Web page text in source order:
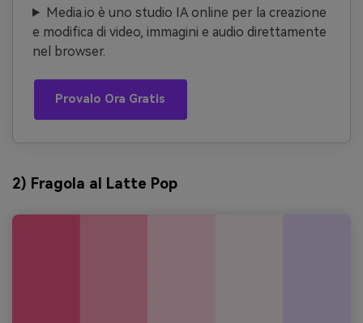
Media.io è uno studio IA online per la creazione
e modifica di video, immagini e audio direttamente
nel browser.
Provalo Ora Gratis
2) Fragola al Latte Pop